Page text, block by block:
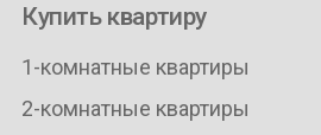
Купить квартиру
1-комнатные квартиры
2-комнатные квартиры